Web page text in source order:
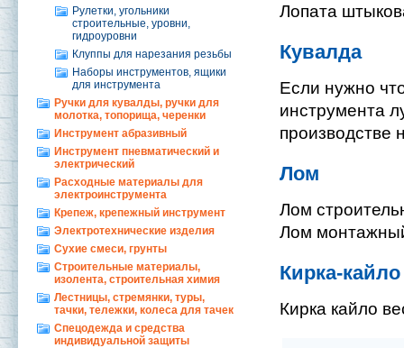
Рулетки, угольники
строительные, уровни,
гидроуровни
Клуппы для нарезания резьбы
Наборы инструментов, ящики
для инструмента
Ручки для кувалды, ручки для
молотка, топорища, черенки
Инструмент абразивный
Инструмент пневматический и
электрический
Расходные материалы для
электроинструмента
Крепеж, крепежный инструмент
Электротехнические изделия
Сухие смеси, грунты
Строительные материалы,
изолента, строительная химия
Лестницы, стремянки, туры,
тачки, тележки, колеса для тачек
Спецодежда и средства
индивидуальной защиты
Лопата
Кувалда
Если нужно
инструмента
производстве
Лом
Лом
Лом
Кирка-кайло
Кирка кайло